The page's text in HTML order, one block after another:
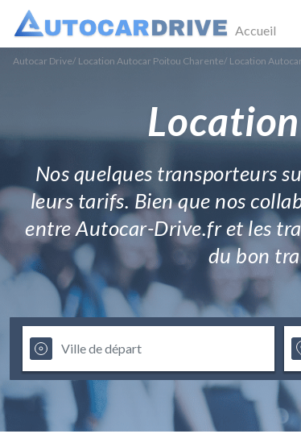
Accueil
Autocar Drive/ Location Autocar Poitou Charente/ Location
Nos quelques transporteurs
leurs tarifs. Bien que nos
entre Autocar-Drive.fr et les
du bon